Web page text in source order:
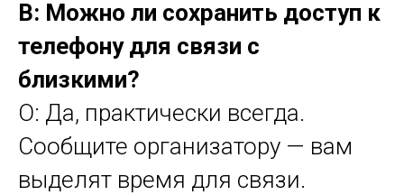
В: Можно ли сохранить доступ к
телефону для связи с
близкими?
О: Да, практически всегда.
Сообщите организатору — вам
выделят время для связи.